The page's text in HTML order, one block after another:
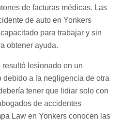
de facturas médicas. Las
de auto en Yonkers
para trabajar y sin
obtener ayuda.
lesionado en un
debido a la negligencia de otra
tener que lidiar solo con
de accidentes
Law en Yonkers conocen las